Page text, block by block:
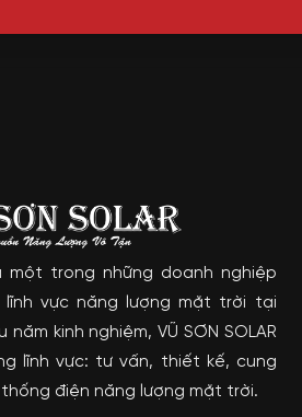
một trong những doanh nghiệp
vực năng lượng mặt trời tại
năm kinh nghiệm, VŨ SƠN SOLAR
lĩnh vực: tư vấn, thiết kế, cung
điện năng lượng mặt trời.